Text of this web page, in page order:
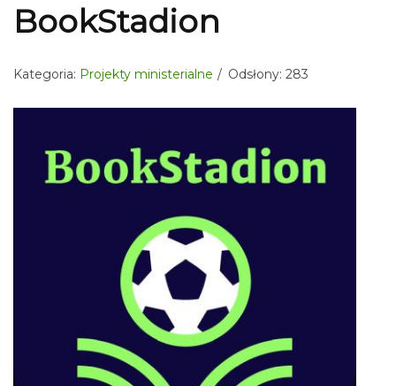
BookStadion
Kategoria: Projekty ministerialne Odsłony: 283